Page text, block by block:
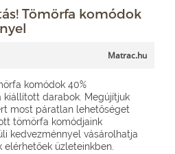
Tömörfa komódok
Matrac.hu
komódok 40%
kiállított darabok. Megújítjuk
most páratlan lehetőséget
tömörfa komódjaink
kedvezménnyel vásárolhatja
elérhetőek üzleteinkben.